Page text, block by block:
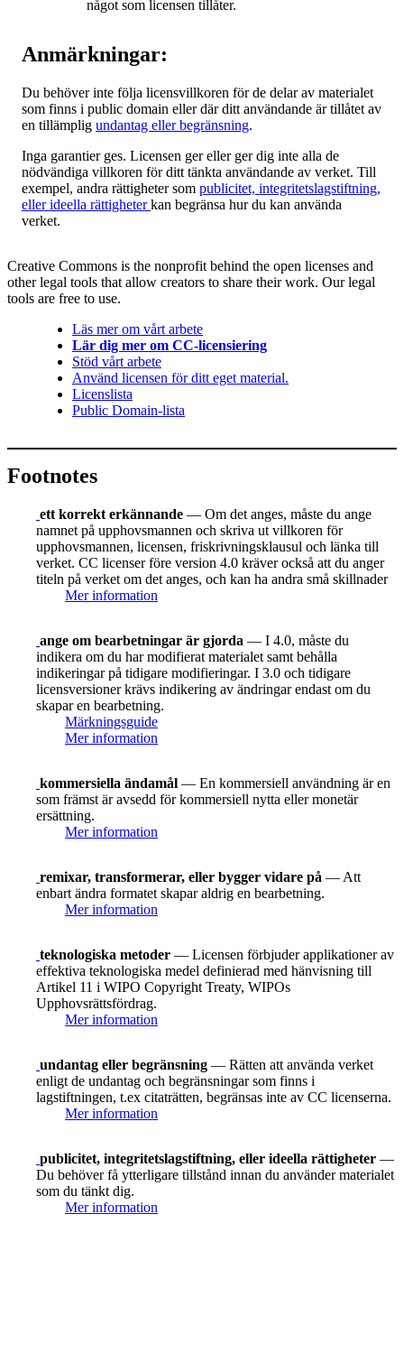
något som licensen tillåter.
Anmärkningar:
Du behöver inte följa licensvillkoren för de delar av materialet
som finns i public domain eller där ditt användande är tillåtet av
en tillämplig undantag eller begränsning.
Inga garantier ges. Licensen ger eller ger dig inte alla de
nödvändiga villkoren för ditt tänkta användande av verket. Till
exempel, andra rättigheter som publicitet, integritetslagstiftning,
eller ideella rättigheterkan begränsa hur du kan använda
verket.
Creative Commons is the nonprofit behind the open licenses and
other legal tools that allow creators to share their work. Our legal
tools are free to use.
Läs mer om vårt arbete
Lär dig mer om CC-licensiering
Stöd vårt arbete
Använd licensen för ditt eget material.
Licenslista
Public Domain-lista
Footnotes
ett korrekt erkännande — Om det anges, måste du ange
namnet på upphovsmannen och skriva ut villkoren för
upphovsmannen, licensen, friskrivningsklausul och länka till
verket. CC licenser före version 4.0 kräver också att du anger
titeln på verket om det anges, och kan ha andra små skillnader
Mer information
ange om bearbetningar är gjorda — I 4.0, måste du
indikera om du har modifierat materialet samt behålla
indikeringar på tidigare modifieringar. I 3.0 och tidigare
licensversioner krävs indikering av ändringar endast om du
skapar en bearbetning.
Märkningsguide
Mer information
kommersiella ändamål — En kommersiell användning är en
som främst är avsedd för kommersiell nytta eller monetär
ersättning.
Mer information
remixar, transformerar, eller bygger vidare på — Att
enbart ändra formatet skapar aldrig en bearbetning.
Mer information
teknologiska metoder — Licensen förbjuder applikationer av
effektiva teknologiska medel definierad med hänvisning till
Artikel 11 i WIPO Copyright Treaty, WIPOs
Upphovsrättsfördrag.
Mer information
undantag eller begränsning — Rätten att använda verket
enligt de undantag och begränsningar som finns i
lagstiftningen, t.ex citaträtten, begränsas inte av CC licenserna.
Mer information
publicitet, integritetslagstiftning, eller ideella rättigheter —
Du behöver få ytterligare tillstånd innan du använder materialet
som du tänkt dig.
Mer information